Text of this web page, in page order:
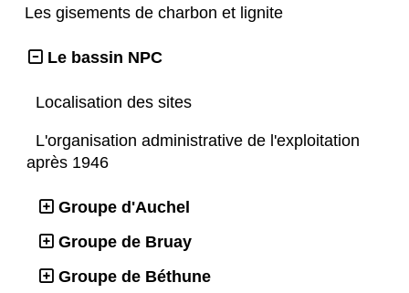
Les gisements de charbon et lignite
Le bassin NPC
Localisation des sites
L'organisation administrative de l'exploitation
après 1946
Groupe d'Auchel
Groupe de Bruay
Groupe de Béthune